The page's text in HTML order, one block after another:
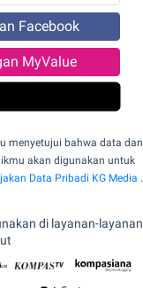
Facebook
MyValue
menyetujui bahwa data dan
akan digunakan untuk
Data Pribadi KG Media .
di layanan-layanan